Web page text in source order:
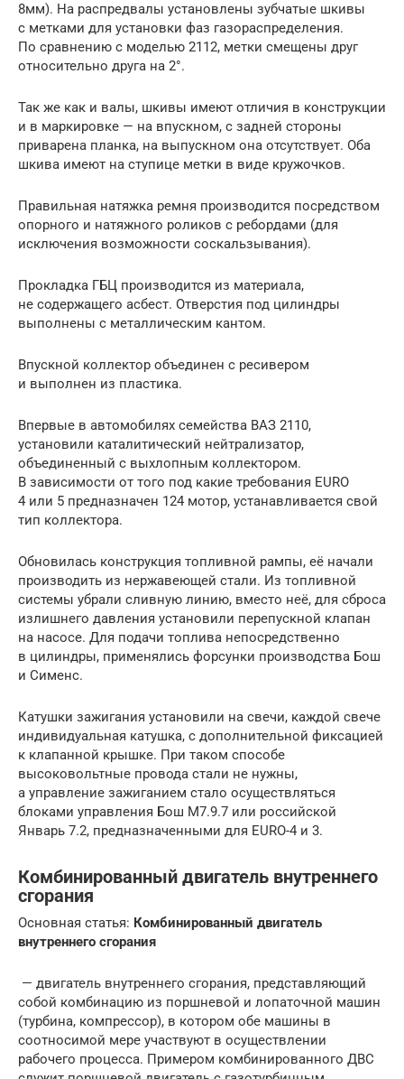
8мм). На распредвалы установлены зубчатые шкивы
с метками для установки фаз газораспределения.
По сравнению с моделью 2112, метки смещены друг
относительно друга на 2°.
Так же как и валы, шкивы имеют отличия в конструкции
и в маркировке — на впускном, с задней стороны
приварена планка, на выпускном она отсутствует. Оба
шкива имеют на ступице метки в виде кружочков.
Правильная натяжка ремня производится посредством
опорного и натяжного роликов с ребордами (для
исключения возможности соскальзывания).
Прокладка ГБЦ производится из материала,
не содержащего асбест. Отверстия под цилиндры
выполнены с металлическим кантом.
Впускной коллектор объединен с ресивером
и выполнен из пластика.
Впервые в автомобилях семейства ВАЗ 2110,
установили каталитический нейтрализатор,
объединенный с выхлопным коллектором.
В зависимости от того под какие требования EURO
4 или 5 предназначен 124 мотор, устанавливается свой
тип коллектора.
Обновилась конструкция топливной рампы, её начали
производить из нержавеющей стали. Из топливной
системы убрали сливную линию, вместо неё, для сброса
излишнего давления установили перепускной клапан
на насосе. Для подачи топлива непосредственно
в цилиндры, применялись форсунки производства Бош
и Сименс.
Катушки зажигания установили на свечи, каждой свече
индивидуальная катушка, с дополнительной фиксацией
к клапанной крышке. При таком способе
высоковольтные провода стали не нужны,
а управление зажиганием стало осуществляться
блоками управления Бош М7.9.7 или российской
Январь 7.2, предназначенными для EURO-4 и 3.
Комбинированный двигатель внутреннего
сгорания
Основная статья: Комбинированный двигатель
внутреннего сгорания
— двигатель внутреннего сгорания, представляющий
собой комбинацию из поршневой и лопаточной машин
(турбина, компрессор), в котором обе машины в
соотносимой мере участвуют в осуществлении
рабочего процесса. Примером комбинированного ДВС